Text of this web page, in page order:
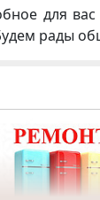
для
рады